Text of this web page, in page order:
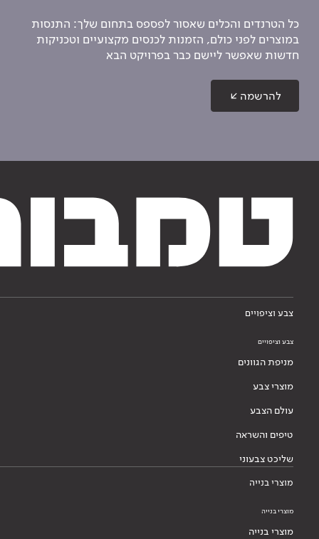
כל הטרנדים והכלים שאסור לפספס בתחום שלך: התנסות
במוצרים לפני כולם, הזמנות לכנסים מקצועיים וטכניקות
חדשות שאפשר ליישם כבר בפרויקט הבא
להרשמה
צבע וציפויים
צבע וציפויים
מניפת הגוונים
מוצרי צבע
עולם הצבע
טיפים והשראה
שליכט צבעוני
מוצרי בנייה
מוצרי בנייה
מוצרי בנייה